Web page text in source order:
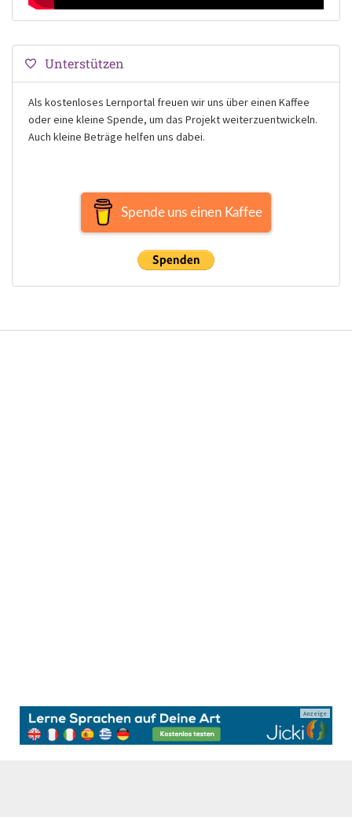
Unterstützen
Als kostenloses Lernportal freuen wir uns über einen Kaffee
oder eine kleine Spende, um das Projekt weiterzuentwickeln.
Auch kleine Beträge helfen uns dabei.
Spende uns einen Kaffee
Anzeige